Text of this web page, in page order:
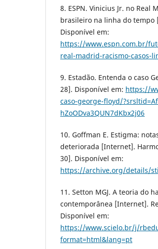
8. ESPN. Vinicius Jr. no Real
brasileiro na linha do tempo
Disponível em:
https://www.espn.com.br/
real-madrid-racismo-casos-
9. Estadão. Entenda o caso
28]. Disponível em: https://
caso-george-floyd/
hZoODva3QUN7dKbx2j06
10. Goffman E. Estigma:
deteriorada [Internet].
30]. Disponível em:
https://archive.org/details/
11. Setton MGJ. A teoria do
contemporânea [Internet].
Disponível em:
https://www.scielo.br/j/
format=html&lang=pt